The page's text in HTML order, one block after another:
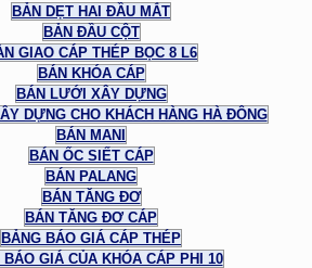
BẢN DẸT HAI ĐẦU MẮT
BẢN ĐẦU CỘT
GIAO CÁP THÉP BỌC 8 L6
BÁN KHÓA CÁP
BÁN LƯỚI XÂY DỰNG
DỰNG CHO KHÁCH HÀNG HÀ ĐÔNG
BÁN MANI
BÁN ỐC SIẾT CÁP
BÁN PALANG
BÁN TĂNG ĐƠ
BÁN TĂNG ĐƠ CÁP
BẢNG BÁO GIÁ CÁP THÉP
BÁO GIÁ CỦA KHÓA CÁP PHI 10